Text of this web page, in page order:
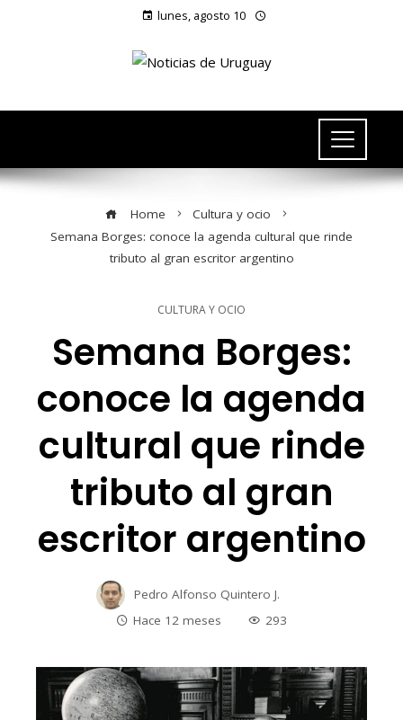
lunes, agosto 10
Home
Cultura y ocio
Semana Borges: conoce la agenda cultural que rinde
tributo al gran escritor argentino
CULTURA Y OCIO
Semana Borges:
conoce la agenda
cultural que rinde
tributo al gran
escritor argentino
Pedro Alfonso Quintero J.
Hace 12 meses
293